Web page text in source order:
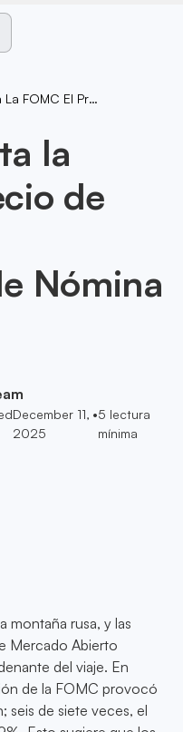
¿Cómo Afecta La FOMC El Precio De Bitcoin Y Las Soluciones De Nómina Cripto?
la
de
Nómina
December 11,
2025
•5 lectura
mínima
montaña rusa, y las
Mercado Abierto
del viaje. En
de la FOMC provocó
seis de siete veces, el